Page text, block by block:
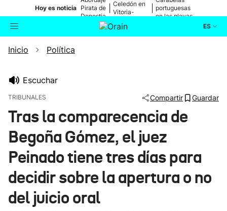
Hoy es noticia Pirata de
Donostia
Celedón en
Vitoria-
portuguesas
en las playas
ES
Buscador
Ikusmiran
Eguraldia
Inicio Política
Escuchar
TRIBUNALES Compartir Guardar
Tras la comparecencia de
Begoña Gómez, el juez
Peinado tiene tres días para
decidir sobre la apertura o no
del juicio oral